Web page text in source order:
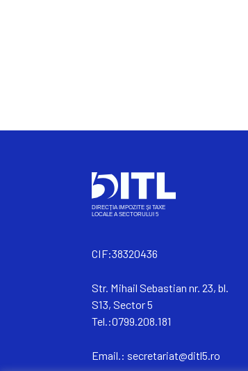
CIF:38320436
Str. Mihail Sebastian nr. 23, bl.
S13, Sector 5
Tel.:0799.208.181
Email.: secretariat@ditl5.ro